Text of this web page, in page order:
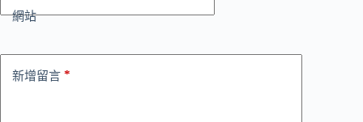
網站
新增留言 *